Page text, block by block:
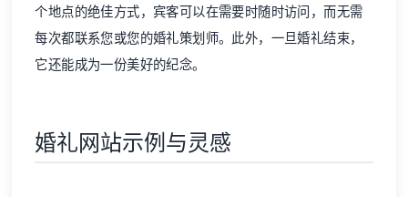
个地点的绝佳方式，宾客可以在需要时随时访问，而无需
每次都联系您或您的婚礼策划师。此外，一旦婚礼结束，
它还能成为一份美好的纪念。
婚礼网站示例与灵感